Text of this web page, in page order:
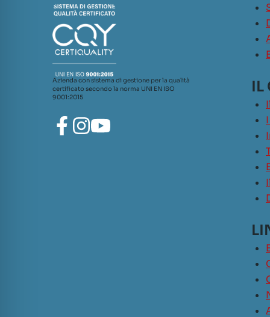
Azienda con sistema di gestione per la qualità
certificato secondo la norma UNI EN ISO
9001:2015
IL